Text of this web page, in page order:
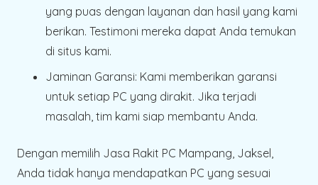
yang puas dengan layanan dan hasil yang kami
berikan. Testimoni mereka dapat Anda temukan
di situs kami.
Jaminan Garansi: Kami memberikan garansi
untuk setiap PC yang dirakit. Jika terjadi
masalah, tim kami siap membantu Anda.
Dengan memilih Jasa Rakit PC Mampang, Jaksel,
Anda tidak hanya mendapatkan PC yang sesuai